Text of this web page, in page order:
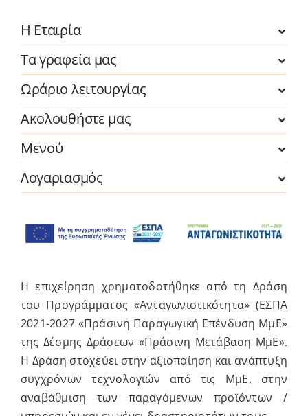
Η Εταιρία
Τα γραφεία μας
Ωράριο λειτουργίας
Ακολουθήστε μας
Μενού
Λογαριασμός
Η επιχείρηση χρηματοδοτήθηκε από τη Δράση
του Προγράμματος «Ανταγωνιστικότητα» (ΕΣΠΑ
2021-2027 «Πράσινη Παραγωγική Επένδυση ΜμΕ»
της Δέσμης Δράσεων «Πράσινη Μετάβαση ΜμΕ».
Η Δράση στοχεύει στην αξιοποίηση και ανάπτυξη
συγχρόνων τεχνολογιών από τις ΜμΕ, στην
αναβάθμιση των παραγόμενων προϊόντων /